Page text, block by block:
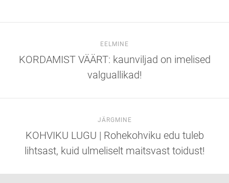
EELMINE
KORDAMIST VÄÄRT: kaunviljad on imelised
valguallikad!
JÄRGMINE
KOHVIKU LUGU | Rohekohviku edu tuleb
lihtsast, kuid ulmeliselt maitsvast toidust!